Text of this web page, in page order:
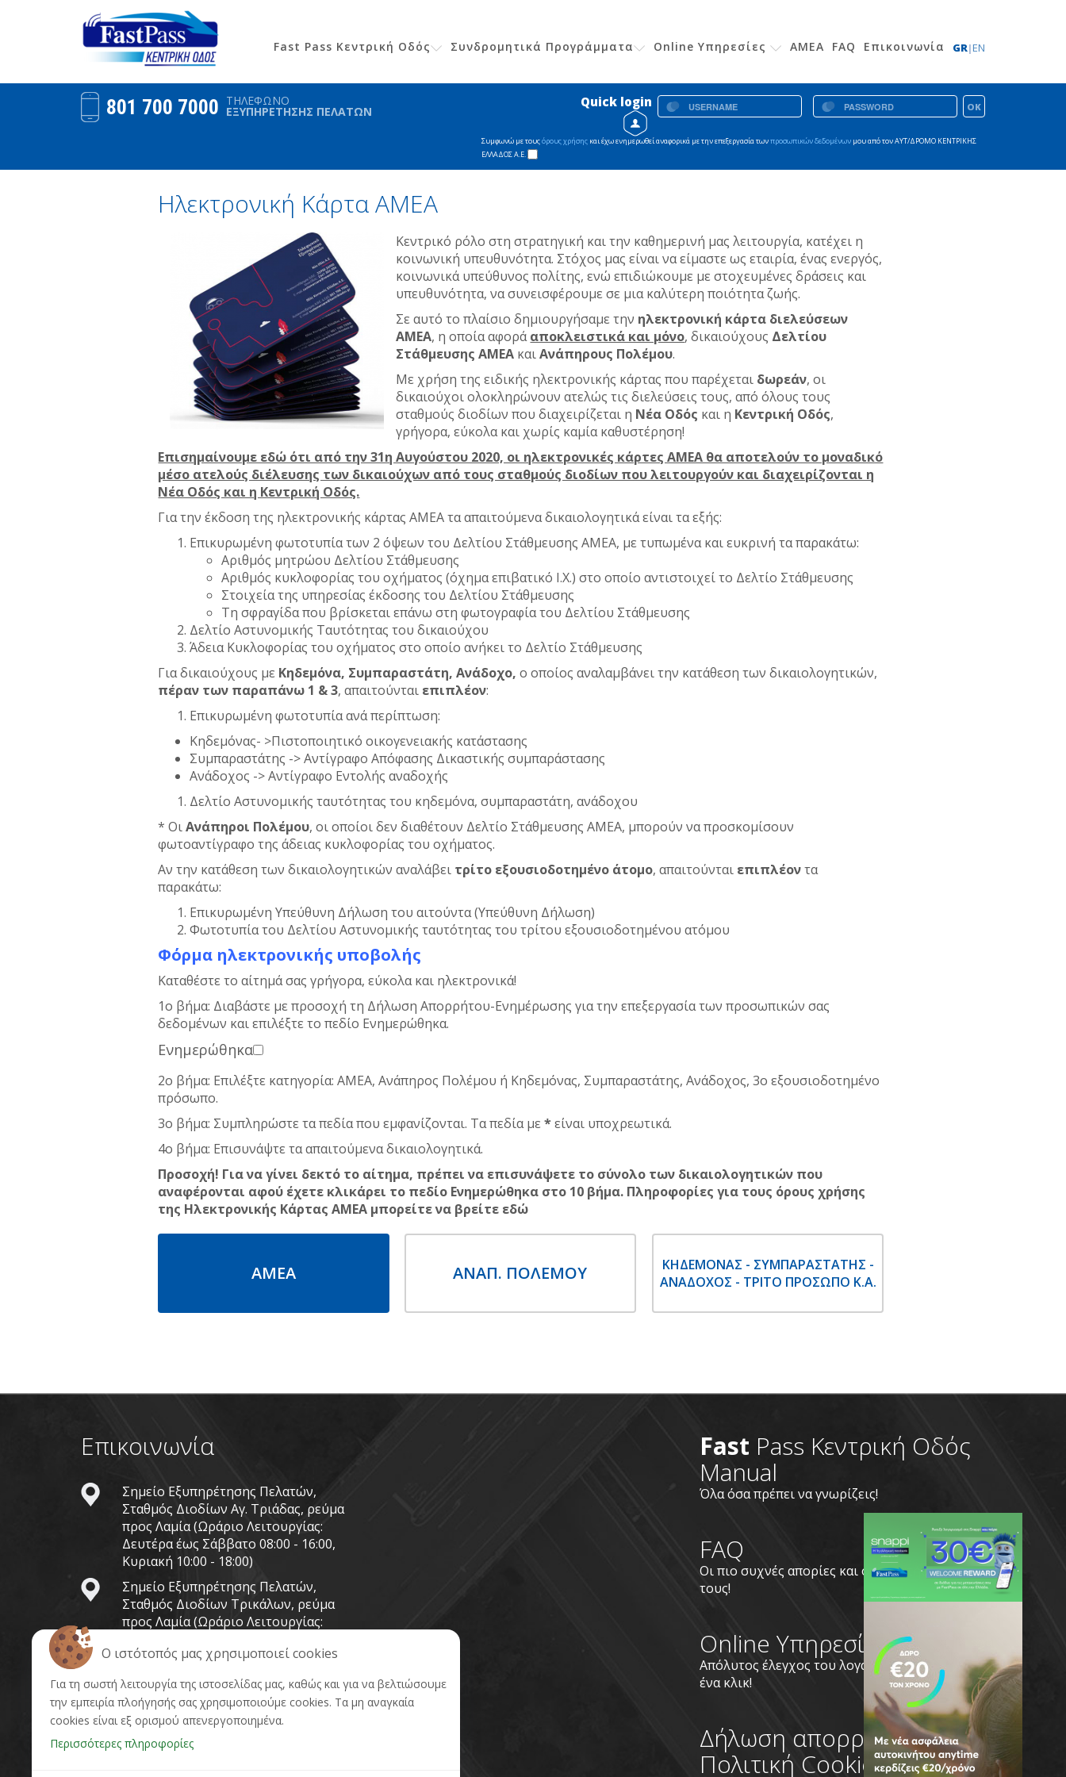
GR|EN
Fast Pass Κεντρική Οδός Συνδρομητικά Προγράμματα Online Υπηρεσίες ΑΜΕΑ FAQ Επικοινωνία
801 700 7000 ΤΗΛΕΦΩΝΟ
ΕΞΥΠΗΡΕΤΗΣΗΣ ΠΕΛΑΤΩΝ OK
Quick login
Συμφωνώ με τουςόρους χρήσης και έχω ενημερωθεί αναφορικά με την επεξεργασία τωνπροσωπικών δεδομένων μου από τον ΑΥΤ/ΔΡΟΜΟ ΚΕΝΤΡΙΚΗΣ
ΕΛΛΑΔΟΣ Α.Ε.
Ηλεκτρονική Κάρτα ΑΜΕΑ
Kεντρικό ρόλο στη στρατηγική και την καθημερινή μας λειτουργία, κατέχει η
κοινωνική υπευθυνότητα. Στόχος μας είναι να είμαστε ως εταιρία, ένας ενεργός,
κοινωνικά υπεύθυνος πολίτης, ενώ επιδιώκουμε με στοχευμένες δράσεις και
υπευθυνότητα, να συνεισφέρουμε σε μια καλύτερη ποιότητα ζωής.
Σε αυτό το πλαίσιο δημιουργήσαμε την ηλεκτρονική κάρτα διελεύσεων
ΑΜΕΑ, η οποία αφοράαποκλειστικά και μόνο, δικαιούχους Δελτίου
Στάθμευσης ΑΜΕΑ καιΑνάπηρους Πολέμου.
Με χρήση της ειδικής ηλεκτρονικής κάρτας που παρέχεται δωρεάν, οι
δικαιούχοι ολοκληρώνουν ατελώς τις διελεύσεις τους, από όλους τους
σταθμούς διοδίων που διαχειρίζεται η Νέα Οδός και η Κεντρική Οδός,
γρήγορα, εύκολα και χωρίς καμία καθυστέρηση!
Επισημαίνουμε εδώ ότι από την 31η Αυγούστου 2020, οι ηλεκτρονικές κάρτες ΑΜΕΑ θα αποτελούν το μοναδικό
μέσο ατελούς διέλευσης των δικαιούχων από τους σταθμούς διοδίων που λειτουργούν και διαχειρίζονται η
Νέα Οδός και η Κεντρική Οδός.
Για την έκδοση της ηλεκτρονικής κάρτας ΑΜΕΑ τα απαιτούμενα δικαιολογητικά είναι τα εξής:
Επικυρωμένη φωτοτυπία των 2 όψεων του Δελτίου Στάθμευσης ΑΜΕΑ, µε τυπωμένα και ευκρινή τα παρακάτω:
Αριθμός μητρώου Δελτίου Στάθμευσης
Αριθμός κυκλοφορίας του οχήματος (όχημα επιβατικό I.X.) στο οποίο αντιστοιχεί το Δελτίο Στάθμευσης
Στοιχεία της υπηρεσίας έκδοσης του Δελτίου Στάθμευσης
Τη σφραγίδα που βρίσκεται επάνω στη φωτογραφία του Δελτίου Στάθμευσης
Δελτίο Αστυνομικής Ταυτότητας του δικαιούχου
Άδεια Κυκλοφορίας του οχήματος στο οποίο ανήκει το Δελτίο Στάθμευσης
Για δικαιούχους με Κηδεμόνα, Συμπαραστάτη, Ανάδοχο, ο οποίος αναλαμβάνει την κατάθεση των δικαιολογητικών,
πέραν των παραπάνω 1 & 3, απαιτούνται επιπλέον:
Επικυρωμένη φωτοτυπία ανά περίπτωση:
Κηδεμόνας- >Πιστοποιητικό οικογενειακής κατάστασης
Συμπαραστάτης -> Αντίγραφο Απόφασης Δικαστικής συμπαράστασης
Ανάδοχος -> Αντίγραφο Εντολής αναδοχής
Δελτίο Αστυνομικής ταυτότητας του κηδεμόνα, συμπαραστάτη, ανάδοχου
* ΟιΑνάπηροι Πολέμου, οι οποίοι δεν διαθέτουν Δελτίο Στάθμευσης ΑΜΕΑ, μπορούν να προσκομίσουν
φωτοαντίγραφο της άδειας κυκλοφορίας του οχήματος.
Αν την κατάθεση των δικαιολογητικών αναλάβει τρίτο εξουσιοδοτημένο άτομο, απαιτούνται επιπλέοντα
παρακάτω:
Επικυρωμένη Υπεύθυνη Δήλωση του αιτούντα (Υπεύθυνη Δήλωση)
Φωτοτυπία του Δελτίου Αστυνομικής ταυτότητας του τρίτου εξουσιοδοτημένου ατόμου
Φόρμα ηλεκτρονικής υποβολής
Καταθέστε το αίτημά σας γρήγορα, εύκολα και ηλεκτρονικά!
1ο βήμα: Διαβάστε με προσοχή τη Δήλωση Απορρήτου-Ενημέρωσης για την επεξεργασία των προσωπικών σας
δεδομένων και επιλέξτε το πεδίο Ενημερώθηκα.
Ενημερώθηκα
2ο βήμα: Επιλέξτε κατηγορία: ΑΜΕΑ, Ανάπηρος Πολέμου ή Κηδεμόνας, Συμπαραστάτης, Ανάδοχος, 3ο εξουσιοδοτημένο
πρόσωπο.
3ο βήμα: Συμπληρώστε τα πεδία που εμφανίζονται. Τα πεδία με*είναι υποχρεωτικά.
4ο βήμα: Επισυνάψτε τα απαιτούμενα δικαιολογητικά.
Προσοχή! Για να γίνει δεκτό το αίτημα, πρέπει να επισυνάψετε το σύνολο των δικαιολογητικών που
αναφέρονται αφού έχετε κλικάρει το πεδίο Ενημερώθηκα στο 10 βήμα. Πληροφορίες για τους όρους χρήσης
της Ηλεκτρονικής Κάρτας ΑΜΕΑ μπορείτε να βρείτε εδώ
ΑΜΕΑ ΑΝΑΠ. ΠΟΛΕΜΟΥ
ΚΗΔΕΜΟΝΑΣ - ΣΥΜΠΑΡΑΣΤΑΤΗΣ -
ΑΝΑΔΟΧΟΣ - ΤΡΙΤΟ ΠΡΟΣΩΠΟ Κ.Α.
Επικοινωνία
Σημείο Εξυπηρέτησης Πελατών,
Σταθμός Διοδίων Αγ. Τριάδας, ρεύμα
προς Λαμία (Ωράριο Λειτουργίας:
Δευτέρα έως Σάββατο 08:00 - 16:00,
Κυριακή 10:00 - 18:00)
Σημείο Εξυπηρέτησης Πελατών,
Σταθμός Διοδίων Τρικάλων, ρεύμα
προς Λαμία (Ωράριο Λειτουργίας:
Κυριακή 10:00 - 18:00)
Tel.: 801 700 7000
Fax: 22350 51230
customercare@kentrikiodos.gr
Fast Pass Κεντρική Οδός
Manual
Όλα όσα πρέπει να γνωρίζεις!
FAQ
Οι πιο συχνές απορίες και οι απαντήσεις
τους!
Online Υπηρεσίες
Απόλυτος έλεγχος του λογαριασμού σου με
ένα κλικ!
Δήλωση απορρήτου
Πολιτική Cookies
O ιστότοπός μας χρησιμοποιεί cookies
Για τη σωστή λειτουργία της ιστοσελίδας μας, καθώς και για να βελτιώσουμε
την εμπειρία πλοήγησής σας χρησιμοποιούμε cookies. Tα μη αναγκαία
cookies είναι εξ ορισμού απενεργοποιημένα.
Περισσότερες πληροφορίες